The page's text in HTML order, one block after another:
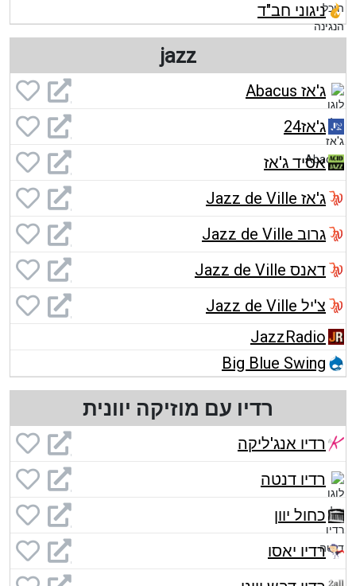
ניגוני חב"ד
jazz
ג'אז Abacus
ג'אז24
אסיד ג'אז
ג'אז Jazz de Ville
גרוב Jazz de Ville
דאנס Jazz de Ville
צ'יל Jazz de Ville
JazzRadio
Big Blue Swing
רדיו עם מוזיקה יוונית
רדיו אנג'ליקה
רדיו דנטה
כחול יוון
רדיו יאסו